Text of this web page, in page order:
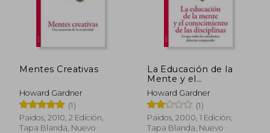
Mentes Creativas
Howard Gardner
(1)
Paidos, 2010, 2 Edición,
Tapa Blanda, Nuevo
La Educación de la
Mente y el
Conocimiento de las
Disciplinas: Lo que
Todos los Estudiantes
Deberían
Comprender
Howard Gardner
(1)
Paidos, 2000, 1 Edición,
Tapa Blanda, Nuevo